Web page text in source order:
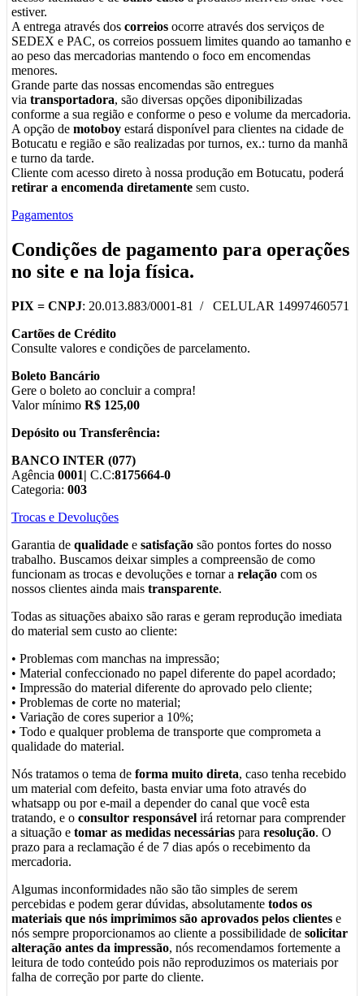
estiver.
A entrega através dos correios ocorre através dos serviços de
SEDEX e PAC, os correios possuem limites quando ao tamanho e
ao peso das mercadorias mantendo o foco em encomendas
menores.
Grande parte das nossas encomendas são entregues
via transportadora, são diversas opções diponibilizadas
conforme a sua região e conforme o peso e volume da mercadoria.
A opção de motoboy estará disponível para clientes na cidade de
Botucatu e região e são realizadas por turnos, ex.: turno da manhã
e turno da tarde.
Cliente com acesso direto à nossa produção em Botucatu, poderá
retirar a encomenda diretamente sem custo.
Pagamentos
Condições de pagamento para operações
no site e na loja física.
PIX = CNPJ: 20.013.883/0001-81 / CELULAR 14997460571
Cartões de Crédito
Consulte valores e condições de parcelamento.
Boleto Bancário
Gere o boleto ao concluir a compra!
Valor mínimo R$ 125,00
Depósito ou Transferência:
BANCO INTER (077)
Agência 0001| C.C:8175664-0
Categoria: 003
Trocas e Devoluções
Garantia de qualidade e satisfação são pontos fortes do nosso
trabalho. Buscamos deixar simples a compreensão de como
funcionam as trocas e devoluções e tornar a relação com os
nossos clientes ainda mais transparente.
Todas as situações abaixo são raras e geram reprodução imediata
do material sem custo ao cliente:
• Problemas com manchas na impressão;
• Material confeccionado no papel diferente do papel acordado;
• Impressão do material diferente do aprovado pelo cliente;
• Problemas de corte no material;
• Variação de cores superior a 10%;
• Todo e qualquer problema de transporte que comprometa a
qualidade do material.
Nós tratamos o tema de forma muito direta, caso tenha recebido
um material com defeito, basta enviar uma foto através do
whatsapp ou por e-mail a depender do canal que você esta
tratando, e o consultor responsável irá retornar para comprender
a situação e tomar as medidas necessárias para resolução. O
prazo para a reclamação é de 7 dias após o recebimento da
mercadoria.
Algumas inconformidades não são tão simples de serem
percebidas e podem gerar dúvidas, absolutamente todos os
materiais que nós imprimimos são aprovados pelos clientes e
nós sempre proporcionamos ao cliente a possibilidade de solicitar
alteração antes da impressão, nós recomendamos fortemente a
leitura de todo conteúdo pois não reproduzimos os materiais por
falha de correção por parte do cliente.